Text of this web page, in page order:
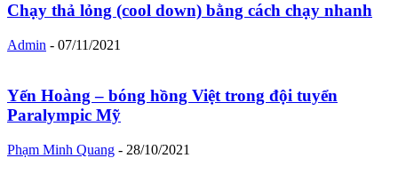
Chạy thả lỏng (cool down) bằng cách chạy nhanh
Admin - 07/11/2021
Yến Hoàng – bóng hồng Việt trong đội tuyển
Paralympic Mỹ
Phạm Minh Quang - 28/10/2021